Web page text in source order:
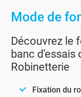
Mode de
Découvrez le
banc d’essais
Robinetterie
Fixation du